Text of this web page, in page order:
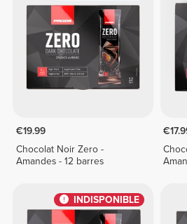
€19.99
Chocolat Noir Zero -
Amandes - 12 barres
INDISPONIBLE